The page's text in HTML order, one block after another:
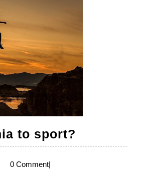
to sport?
siłownia
0 Comment|